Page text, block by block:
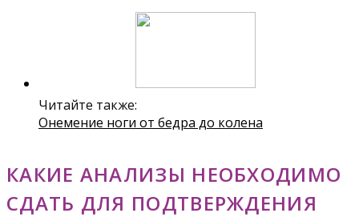
Читайте также:
Онемение ноги от бедра до колена
КАКИЕ АНАЛИЗЫ НЕОБХОДИМО
СДАТЬ ДЛЯ ПОДТВЕРЖДЕНИЯ